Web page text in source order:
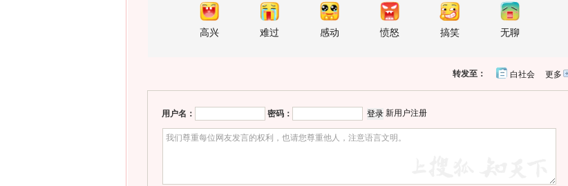
高兴 难过 感动 愤怒 搞笑 无聊
更多开
转发至： 白社会
用户名： 密码： 新用户注册